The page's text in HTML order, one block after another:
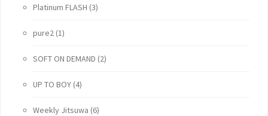
Platinum FLASH (3)
pure2 (1)
SOFT ON DEMAND (2)
UP TO BOY (4)
Weekly Jitsuwa (6)